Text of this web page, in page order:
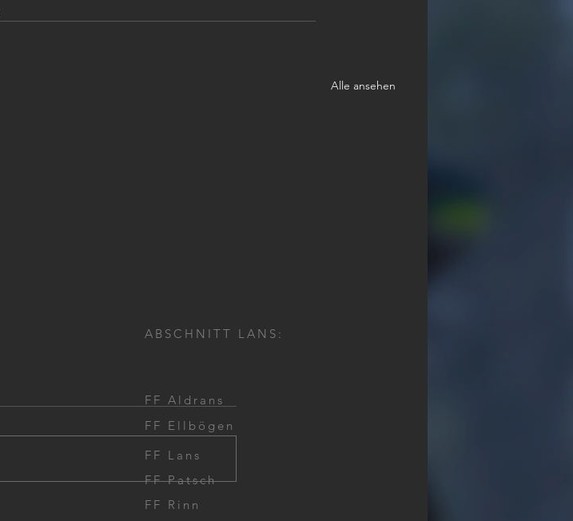
Alle ansehen
ABSCHNITT LANS:
FF Aldrans
FF Ellbögen
FF Lans
FF Patsch
FF Rinn